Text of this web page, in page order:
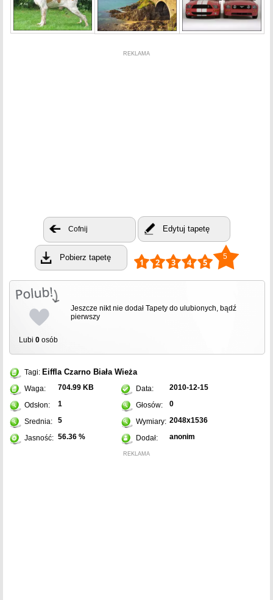
REKLAMA
Cofnij Edytuj tapetę
Pobierz tapetę 5
Lubi 0 osób
Jeszcze nikt nie dodał Tapety do ulubionych, bądź
pierwszy
Tagi: Eiffla Czarno Biała Wieża
Waga: 704.99 KB Data: 2010-12-15
Odsłon: 1 Głosów: 0
Srednia: 5 Wymiary: 2048x1536
Jasność: 56.36 % Dodał: anonim
REKLAMA